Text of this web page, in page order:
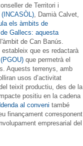
de Territori i
, Damià Calvet,
els àmbits de
Gallecs: aquesta
de Can Banús.
estableix que es redactarà
que permetrà el
Aquests terrenys, amb
usos d’activitat
teixit productiu, des de la
positiu en la cadena
al conveni també
finançament corresponent
empresarial del